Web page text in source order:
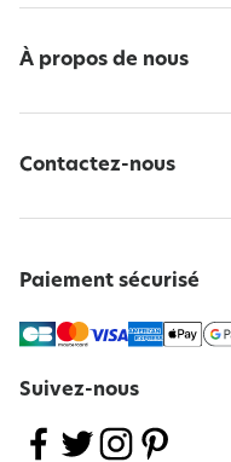
À propos de nous
Contactez-nous
Paiement sécurisé
Suivez-nous